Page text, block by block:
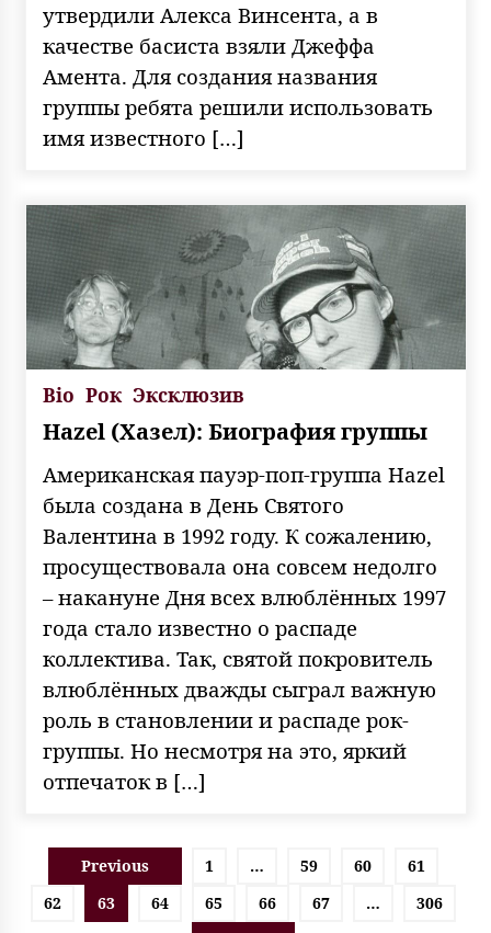
утвердили Алекса Винсента, а в
качестве басиста взяли Джеффа
Амента. Для создания названия
группы ребята решили использовать
имя известного […]
Bio Рок Эксклюзив
Hazel (Хазел): Биография группы
Американская пауэр-поп-группа Hazel
была создана в День Святого
Валентина в 1992 году. К сожалению,
просуществовала она совсем недолго
– накануне Дня всех влюблённых 1997
года стало известно о распаде
коллектива. Так, святой покровитель
влюблённых дважды сыграл важную
роль в становлении и распаде рок-
группы. Но несмотря на это, яркий
отпечаток в […]
Пагинация
записей
Previous 1 … 59 60
61
62
63 64 65 66 67 …
306